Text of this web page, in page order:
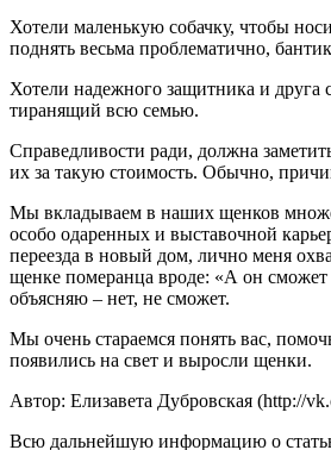
Хотели маленькую собачку, чтобы
поднять весьма проблематично,
Хотели надежного защитника и
тиранящий всю семью.
Справедливости ради, должна
их за такую стоимость. Обычно,
Мы вкладываем в наших щенков
особо одаренных и выставочной
переезда в новый дом, лично меня
щенке померанца вроде: «А он сможет
объясняю – нет, не сможет.
Мы очень стараемся понять вас,
появились на свет и выросли щенки.
Автор: Елизавета Дубровская (http://
Всю дальнейшую информацию о